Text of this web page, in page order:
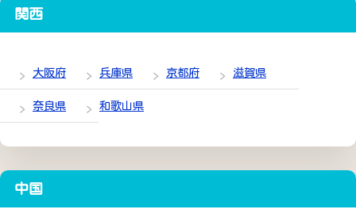
関西
大阪府 兵庫県 京都府 滋賀県
奈良県 和歌山県
中国